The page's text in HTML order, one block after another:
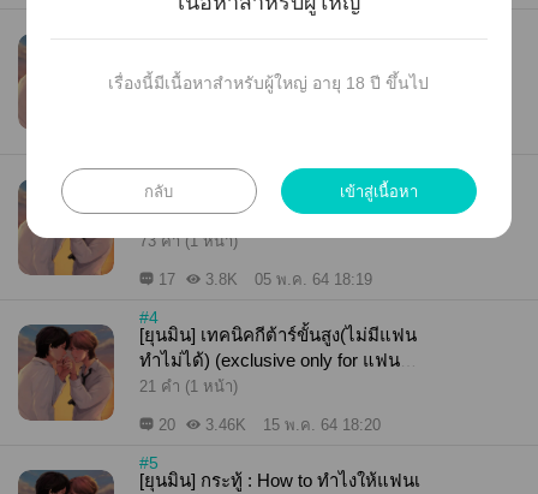
[ALL] BTS + ปิงปอง = ?
36 คำ (1 หน้า)
#3
[ยุนมิน] ปัญหาที่คาใจ...
73 คำ (1 หน้า)
17 3.8K 05 พ.ค. 64 18:19
#4
[ยุนมิน] เทคนิคกีต้าร์ขั้นสูง(ไม่มีแฟน
ทำไม่ได้) (exclusive only for แฟนขอ
งมินยุนกิ)
21 คำ (1 หน้า)
20 3.46K 15 พ.ค. 64 18:20
#5
[ยุนมิน] กระทู้ : How to ทำไงให้แฟนเ
เรื่องนี้มีเนื้อหาสำหรับผู้ใหญ่ อายุ 18 ปี ขึ้นไป
กลับ เข้าสู่เนื้อหา